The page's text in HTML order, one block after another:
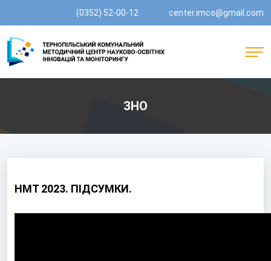
(0352) 52-00-12 center.imco@gmail.com
ЗНО
НМТ 2023. ПІДСУМКИ.